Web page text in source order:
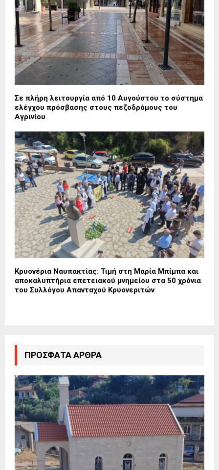
Σε πλήρη λειτουργία από 10 Αυγούστου το σύστημα
ελέγχου πρόσβασης στους πεζοδρόμους του
Αγρινίου
Κρυονέρια Ναυπακτίας: Τιμή στη Μαρία Μπίμπα και
αποκαλυπτήρια επετειακού μνημείου στα 50 χρόνια
του Συλλόγου Απανταχού Κρυονεριτών
ΠΡΌΣΦΑΤΑ ΆΡΘΡΑ